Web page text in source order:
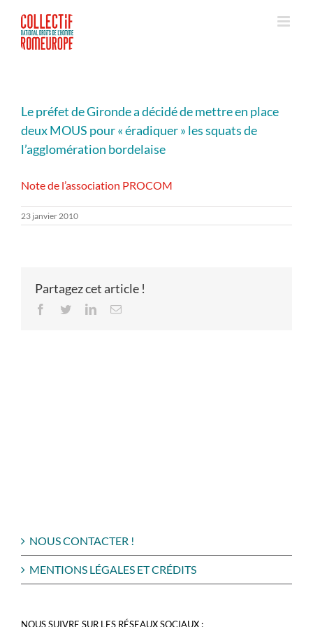
contenu
Le préfet de Gironde a décidé de mettre en place
deux MOUS pour « éradiquer » les squats de
l’agglomération bordelaise
Note de l’association PROCOM
23 janvier 2010
Partagez cet article !
Facebook
TwitterLinkedInEmail
NOUS CONTACTER !
MENTIONS LÉGALES ET CRÉDITS
NOUS SUIVRE SUR LES RÉSEAUX SOCIAUX :